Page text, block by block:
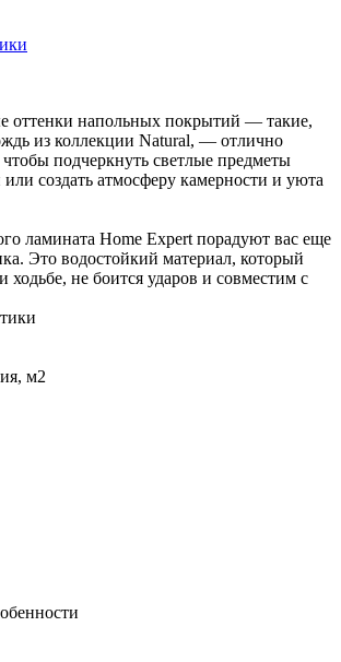
оттенки напольных покрытий — такие,
из коллекции Natural, — отлично
чтобы подчеркнуть светлые предметы
создать атмосферу камерности и уюта
ламината Home Expert порадуют вас еще
Это водостойкий материал, который
не боится ударов и совместим с
м2